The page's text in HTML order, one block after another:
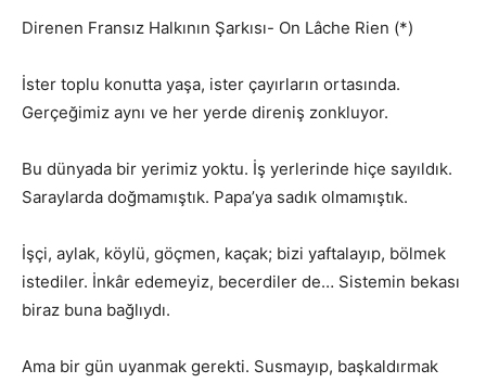
Direnen Fransız Halkının Şarkısı- On Lâche Rien (*)
İster toplu konutta yaşa, ister çayırların ortasında.
Gerçeğimiz aynı ve her yerde direniş zonkluyor.
Bu dünyada bir yerimiz yoktu. İş yerlerinde hiçe sayıldık.
Saraylarda doğmamıştık. Papa’ya sadık olmamıştık.
İşçi, aylak, köylü, göçmen, kaçak; bizi yaftalayıp, bölmek
istediler. İnkâr edemeyiz, becerdiler de… Sistemin bekası
biraz buna bağlıydı.
Ama bir gün uyanmak gerekti. Susmayıp, başkaldırmak